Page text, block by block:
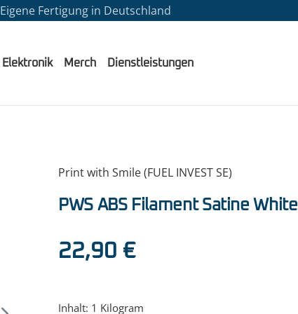
Eigene Fertigung in Deutschland
Elektronik Merch Dienstleistungen
Print with Smile (FUEL INVEST SE)
PWS ABS Filament Satine White
Regulärer Preis:
22,90 €
Inhalt: 1 Kilogram